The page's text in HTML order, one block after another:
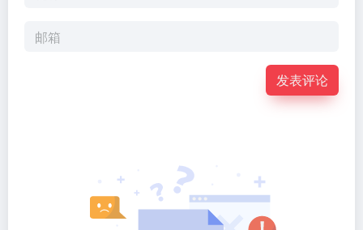
发表评论